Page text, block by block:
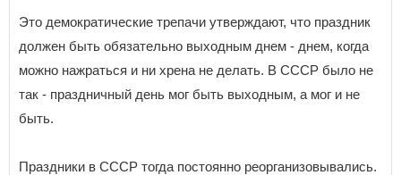
Это демократические трепачи утверждают, что праздник
должен быть обязательно выходным днем - днем, когда
можно нажраться и ни хрена не делать. В СССР было не
так - праздничный день мог быть выходным, а мог и не
быть.
Праздники в СССР тогда постоянно реорганизовывались.